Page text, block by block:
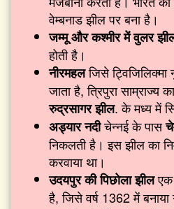
वेम्बनाड झील पर बना है।
जम्मू और कश्मीर में वुलर
होती है।
नीरमहलजिसे ट्विजिलिक्मा
जाता है, त्रिपुरा साम्राज्य
रुद्रसागर झील. के मध्य में
अड्यार नदीचेन्नई के पास
निकलती है। इस झील का
करवाया था।
उदयपुर की पिछोला झीलएक
है, जिसे वर्ष 1362 में